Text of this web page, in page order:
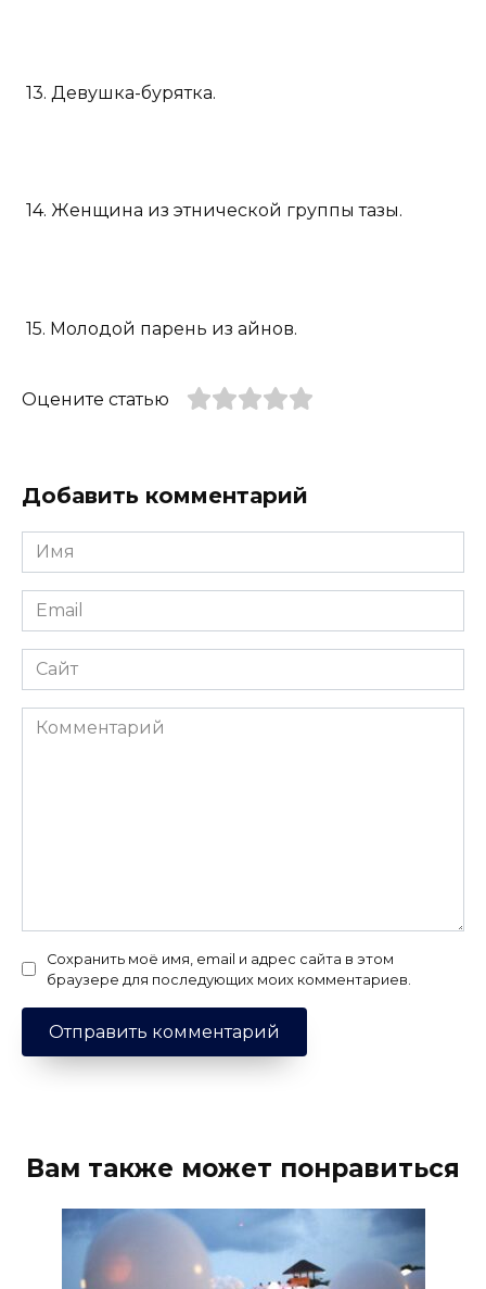
13. Девушка-бурятка.
14. Женщина из этнической группы тазы.
15. Молодой парень из айнов.
Оцените статью
Добавить комментарий
Имя
*
Email
*
Сайт
Комментарий
Сохранить моё имя, email и адрес сайта в этом
браузере для последующих моих комментариев.
Вам также может понравиться